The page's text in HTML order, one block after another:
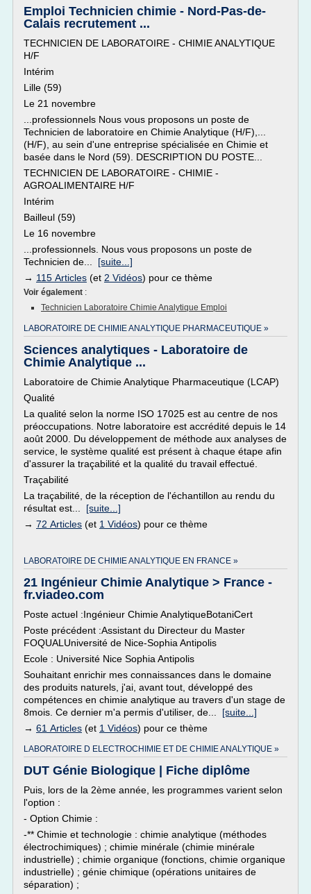
Emploi Technicien chimie - Nord-Pas-de-
Calais recrutement ...
TECHNICIEN DE LABORATOIRE - CHIMIE ANALYTIQUE
H/F
Intérim
Lille (59)
Le 21 novembre
...professionnels Nous vous proposons un poste de
Technicien de laboratoire en Chimie Analytique (H/F),...
(H/F), au sein d'une entreprise spécialisée en Chimie et
basée dans le Nord (59). DESCRIPTION DU POSTE...
TECHNICIEN DE LABORATOIRE - CHIMIE -
AGROALIMENTAIRE H/F
Intérim
Bailleul (59)
Le 16 novembre
...professionnels. Nous vous proposons un poste de
Technicien de... [suite...]
→ 115 Articles (et 2 Vidéos) pour ce thème
Voir également :
Technicien Laboratoire Chimie Analytique Emploi
LABORATOIRE DE CHIMIE ANALYTIQUE PHARMACEUTIQUE »
Sciences analytiques - Laboratoire de
Chimie Analytique ...
Laboratoire de Chimie Analytique Pharmaceutique (LCAP)
Qualité
La qualité selon la norme ISO 17025 est au centre de nos
préoccupations. Notre laboratoire est accrédité depuis le 14
août 2000. Du développement de méthode aux analyses de
service, le système qualité est présent à chaque étape afin
d'assurer la traçabilité et la qualité du travail effectué.
Traçabilité
La traçabilité, de la réception de l'échantillon au rendu du
résultat est... [suite...]
→ 72 Articles (et 1 Vidéos) pour ce thème
LABORATOIRE DE CHIMIE ANALYTIQUE EN FRANCE »
21 Ingénieur Chimie Analytique > France -
fr.viadeo.com
Poste actuel :Ingénieur Chimie AnalytiqueBotaniCert
Poste précédent :Assistant du Directeur du Master
FOQUALUniversité de Nice-Sophia Antipolis
Ecole : Université Nice Sophia Antipolis
Souhaitant enrichir mes connaissances dans le domaine
des produits naturels, j'ai, avant tout, développé des
compétences en chimie analytique au travers d'un stage de
8mois. Ce dernier m'a permis d'utiliser, de... [suite...]
→ 61 Articles (et 1 Vidéos) pour ce thème
LABORATOIRE D ELECTROCHIMIE ET DE CHIMIE ANALYTIQUE »
DUT Génie Biologique | Fiche diplôme
Puis, lors de la 2ème année, les programmes varient selon
l'option :
- Option Chimie :
-** Chimie et technologie : chimie analytique (méthodes
électrochimiques) ; chimie minérale (chimie minérale
industrielle) ; chimie organique (fonctions, chimie organique
industrielle) ; génie chimique (opérations unitaires de
séparation) ;